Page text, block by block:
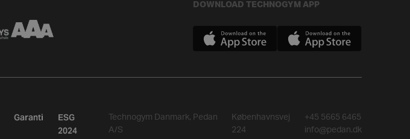
DOWNLOAD TECHNOGYM APP
Garanti
ESG
2024
Technogym Danmark, Pedan
A/S
Københavnsvej
224
+45 5665 6465
info@pedan.dk